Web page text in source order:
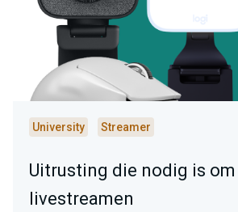
University Streamer
Uitrusting die nodig is
livestreamen